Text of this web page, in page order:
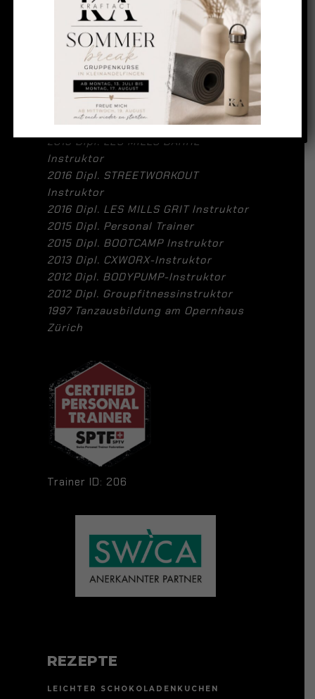
AUSBILDUNGEN
2021 Senior Personal Trainer SPTV
2020 Dipl. BODYBALANCE-Instruktor
2019 Dipl. LES MILLS BARRE
Instruktor
2016 Dipl. STREETWORKOUT
Instruktor
2016 Dipl. LES MILLS GRIT Instruktor
2015 Dipl. Personal Trainer
2015 Dipl. BOOTCAMP Instruktor
2013 Dipl. CXWORX-Instruktor
2012 Dipl. BODYPUMP-Instruktor
2012 Dipl. Groupfitnessinstruktor
1997 Tanzausbildung am Opernhaus
Zürich
Trainer ID: 206
REZEPTE
LEICHTER SCHOKOLADENKUCHEN